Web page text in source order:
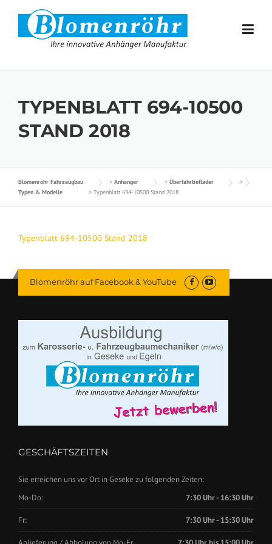
Skip to content
TYPENBLATT 694-10500
STAND 2018
Blomenröhr Fahrzeugbau > Anhänger > Überfahrtieflader
>
Typen & Modelle
> Typenblatt 694-10500 Stand 2018
Typenblatt 694-10500 Stand 2018
Blomenröhr auf Facebook & YouTube
GESCHÄFTSZEITEN
Sie erreichen uns vor Ort in Geseke zu folgenden Zeiten:
Mo-Do:
7:30 Uhr - 16:30 Uhr
Fr: 7:30 Uhr - 15:30 Uhr